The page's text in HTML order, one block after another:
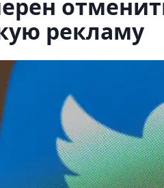
рекламу